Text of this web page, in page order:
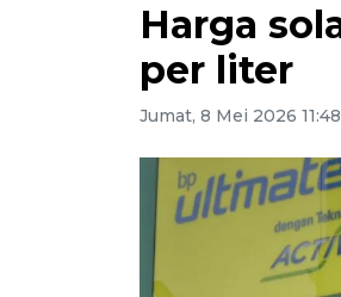
Harga
per liter
Jumat, 8 Mei 2026